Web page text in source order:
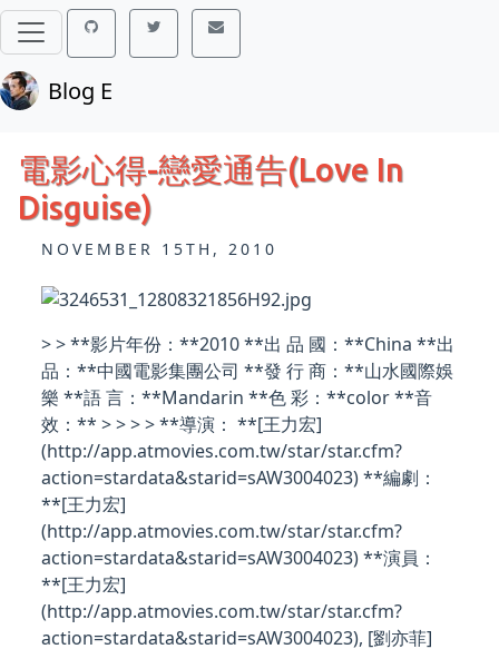
Blog E
電影心得-戀愛通告(Love In
Disguise)
NOVEMBER 15TH, 2010
> > **影片年份：**2010 **出 品 國：**China **出
品：**中國電影集團公司 **發 行 商：**山水國際娛
樂 **語 言：**Mandarin **色 彩：**color **音
效：** > > > > **導演： **[王力宏]
(http://app.atmovies.com.tw/star/star.cfm?
action=stardata&starid=sAW3004023) **編劇：
**[王力宏]
(http://app.atmovies.com.tw/star/star.cfm?
action=stardata&starid=sAW3004023) **演員：
**[王力宏]
(http://app.atmovies.com.tw/star/star.cfm?
action=stardata&starid=sAW3004023), [劉亦菲]